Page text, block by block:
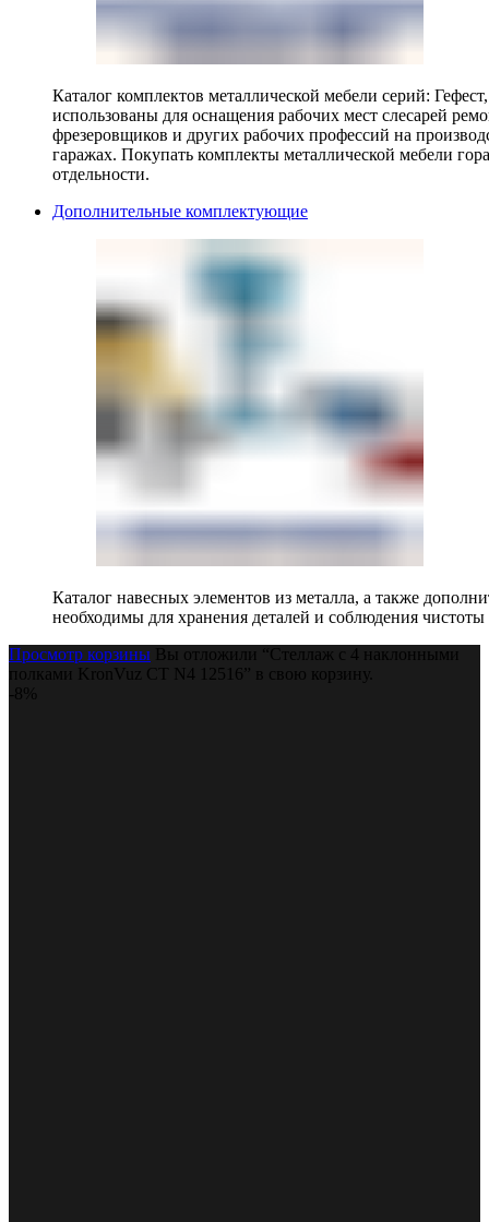
Каталог комплектов металлической мебели серий:
использованы для оснащения рабочих мест слесарей
фрезеровщиков и других рабочих профессий на
гаражах. Покупать комплекты металлической мебели
отдельности.
Дополнительные комплектующие
Каталог навесных элементов из металла, а также
необходимы для хранения деталей и соблюдения чистоты
Просмотр корзины Вы отложили “Стеллаж с 4 наклонными
полками KronVuz СТ N4 12516” в свою корзину.
-8%